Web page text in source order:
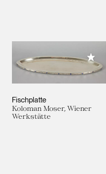
Fischplatte
Koloman Moser, Wiener
Werkstätte